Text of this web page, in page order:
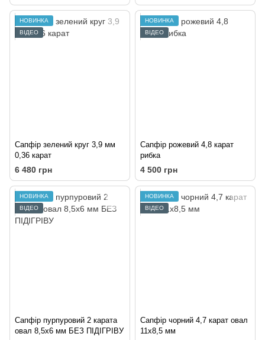
НОВИНКА
ВІДЕО
Сапфір зелений круг 3,9 мм
0,36 карат
6 480 грн
НОВИНКА
ВІДЕО
Сапфір рожевий 4,8 карат
рибка
4 500 грн
НОВИНКА
ВІДЕО
Сапфір пурпуровий 2 карата
овал 8,5х6 мм БЕЗ ПІДІГРІВУ
НОВИНКА
ВІДЕО
Сапфір чорний 4,7 карат овал
11х8,5 мм